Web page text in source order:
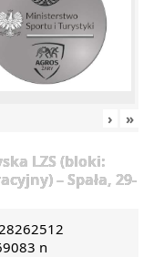
› »
LZS (bloki:
– Spała, 29-
n